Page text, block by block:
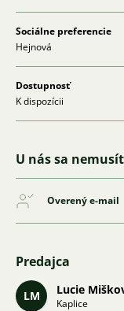
Sociálne preferencie
Hejnová
Dostupnosť
K dispozícii
U nás sa
Overený e-mail
Predajca
LM Lucie
Kaplice